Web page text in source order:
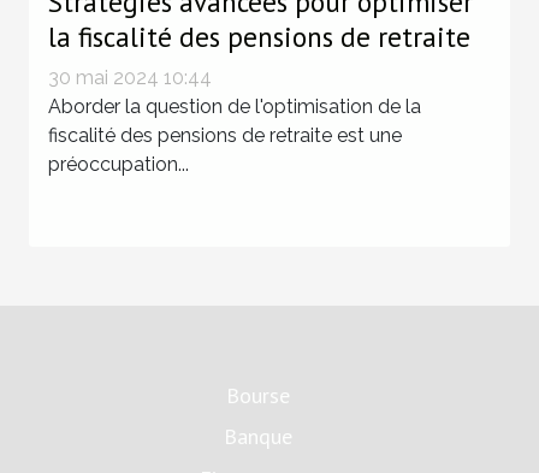
la fiscalité des pensions de retraite
30 mai 2024 10:44
Aborder la question de l'optimisation de la
fiscalité des pensions de retraite est une
préoccupation...
Bourse
Banque